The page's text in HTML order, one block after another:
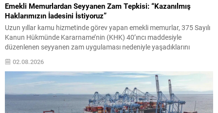
Emekli Memurlardan Seyyanen Zam Tepkisi: “Kazanılmış
Haklarımızın İadesini İstiyoruz”
Uzun yıllar kamu hizmetinde görev yapan emekli memurlar, 375 Sayılı
Kanun Hükmünde Kararname’nin (KHK) 40’ıncı maddesiyle
düzenlenen seyyanen zam uygulaması nedeniyle yaşadıklarını
memurlar, çalışma hayatları boyunca aldıkları maaşların emeklilik
döneminde belirli bir oranda korunacağı beklentisiyle görev
yaptıklarını ifade ederek, emekli aylıklarında yaşanan düşüşlerin...
02.08.2026